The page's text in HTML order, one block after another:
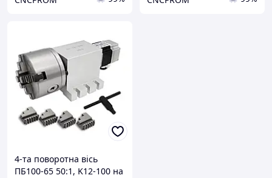
4-та поворотна вісь
ПБ100-65 50:1, K12-100 на